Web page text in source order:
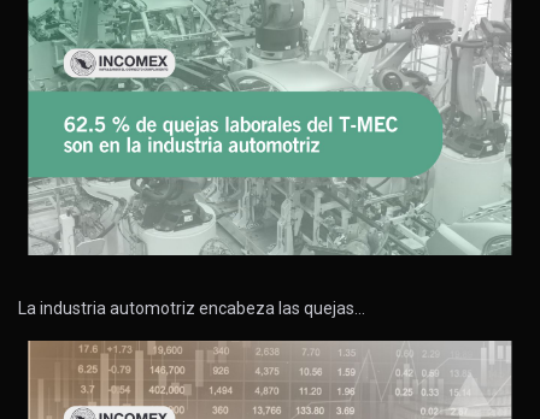
La industria automotriz encabeza las quejas…